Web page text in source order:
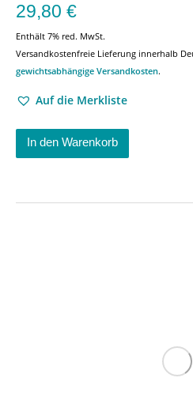
29,80 €
Enthält 7% red. MwSt.
Versandkostenfreie Lieferung innerhalb
gewichtsabhängige Versandkosten.
Auf die Merkliste
In den Warenkorb